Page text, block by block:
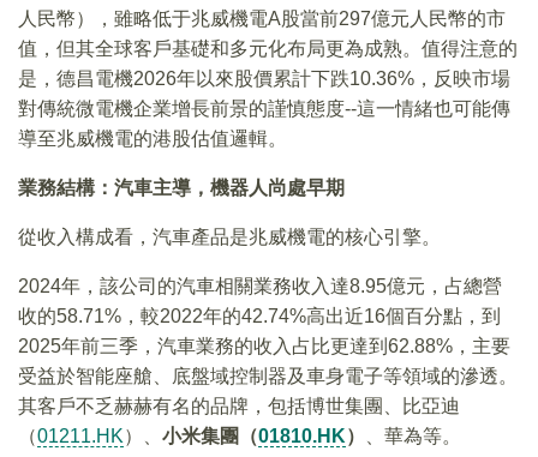
人民幣），雖略低于兆威機電A股當前297億元人民幣的市
值，但其全球客戶基礎和多元化布局更為成熟。值得注意的
是，德昌電機2026年以來股價累計下跌10.36%，反映市場
對傳統微電機企業增長前景的謹慎態度--這一情緒也可能傳
導至兆威機電的港股估值邏輯。
業務結構：汽車主導，機器人尚處早期
從收入構成看，汽車產品是兆威機電的核心引擎。
2024年，該公司的汽車相關業務收入達8.95億元，占總營
收的58.71%，較2022年的42.74%高出近16個百分點，到
2025年前三季，汽車業務的收入占比更達到62.88%，主要
受益於智能座艙、底盤域控制器及車身電子等領域的滲透。
其客戶不乏赫赫有名的品牌，包括博世集團、比亞迪
（01211.HK）、 小米集團（01810.HK） 、華為等。